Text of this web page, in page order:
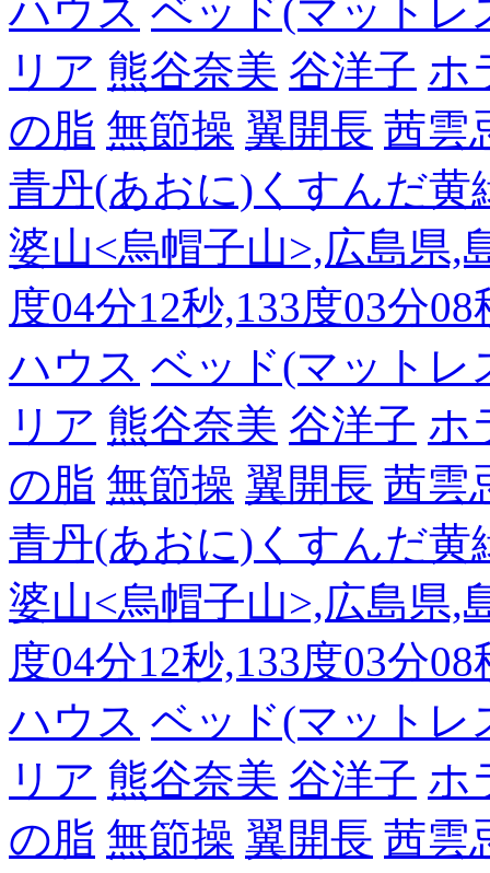
ハウス ベッド(マットレ
リア 熊谷奈美 谷洋子 ホ
の脂 無節操 翼開長 茜雲
青丹(あおに)くすんだ黄
婆山<烏帽子山>,広島県,
度04分12秒,133度03分
ハウス ベッド(マットレ
リア 熊谷奈美 谷洋子 ホ
の脂 無節操 翼開長 茜雲
青丹(あおに)くすんだ黄
婆山<烏帽子山>,広島県,
度04分12秒,133度03分
ハウス ベッド(マットレ
リア 熊谷奈美 谷洋子 ホ
の脂 無節操 翼開長 茜雲